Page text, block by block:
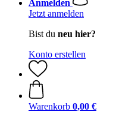
Anmelden
Jetzt anmelden
Bist du neu hier?
Konto erstellen
Warenkorb 0,00 €